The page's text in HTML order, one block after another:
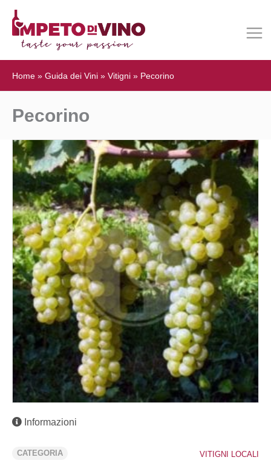
Home » Guida dei Vini » Vitigni » Pecorino
Pecorino
Informazioni
CATEGORIA VITIGNI LOCALI